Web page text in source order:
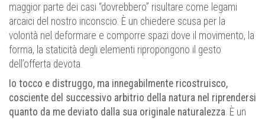
maggior parte dei casi “dovrebbero” risultare come legami
arcaici del nostro inconscio. È un chiedere scusa per la
volontà nel deformare e comporre spazi dove il movimento, la
forma, la staticità degli elementi ripropongono il gesto
dell’offerta devota.
Io tocco e distruggo, ma innegabilmente ricostruisco,
cosciente del successivo arbitrio della natura nel riprendersi
quanto da me deviato dalla sua originale naturalezza. È un